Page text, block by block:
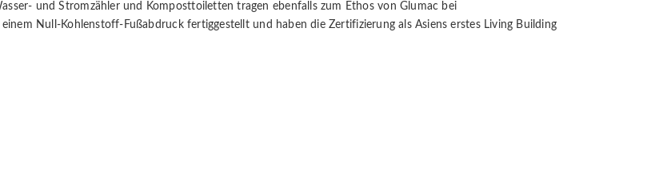
und Stromzähler und Komposttoiletten tragen ebenfalls zum Ethos von Glumac bei
Null-Kohlenstoff-Fußabdruck fertiggestellt und haben die Zertifizierung als Asiens erstes Living Building